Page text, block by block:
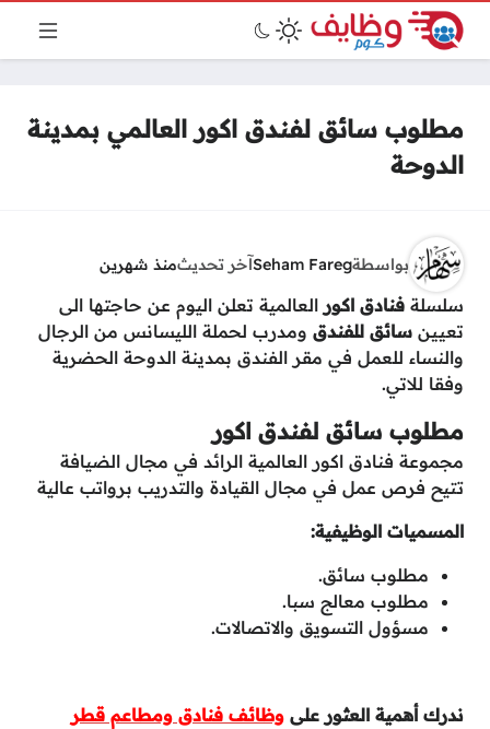
مطلوب سائق لفندق اكور العالمي بمدينة
الدوحة
بواسطةSeham Faregآخر تحديثمنذ شهرين
سلسلة فنادق اكور العالمية تعلن اليوم عن حاجتها الى
تعيين سائق للفندق ومدرب لحملة الليسانس من الرجال
والنساء للعمل في مقر الفندق بمدينة الدوحة الحضرية
وفقا للاتي.
مطلوب سائق لفندق اكور
مجموعة فنادق اكور العالمية الرائد في مجال الضيافة
تتيح فرص عمل في مجال القيادة والتدريب برواتب عالية
المسميات الوظيفية:
مطلوب سائق.
مطلوب معالج سبا.
مسؤول التسويق والاتصالات.
ندرك أهمية العثور على وظائف فنادق ومطاعم قطر